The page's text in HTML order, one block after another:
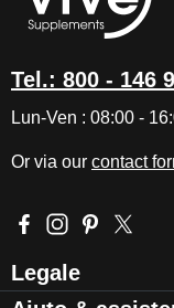
Tel.: 800 - 146
Lun-Ven : 08:00 -
Or via our contact
Visit us on
Check us out
Get Follow
Legale